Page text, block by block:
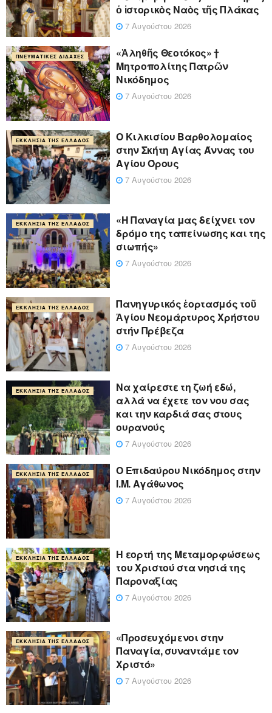
ὁ ἱστορικὸς Ναὸς τῆς Πλάκας
7 Αυγούστου 2026
ΠΝΕΥΜΑΤΙΚΈΣ ΔΙΔΑΧΈΣ
«Ἀληθῆς Θεοτόκος» †
Μητροπολίτης Πατρῶν
Νικόδημος
7 Αυγούστου 2026
ΕΚΚΛΗΣΊΑ ΤΗΣ ΕΛΛΆΔΟΣ
Ο Κιλκισίου Βαρθολομαίος
στην Σκήτη Αγίας Άννας του
Αγίου Όρους
7 Αυγούστου 2026
ΕΚΚΛΗΣΊΑ ΤΗΣ ΕΛΛΆΔΟΣ
«Η Παναγία μας δείχνει τον
δρόμο της ταπείνωσης και της
σιωπής»
7 Αυγούστου 2026
ΕΚΚΛΗΣΊΑ ΤΗΣ ΕΛΛΆΔΟΣ
Πανηγυρικός ἑορτασμός τοῦ
Ἁγίου Νεομάρτυρος Χρήστου
στήν Πρέβεζα
7 Αυγούστου 2026
ΕΚΚΛΗΣΊΑ ΤΗΣ ΕΛΛΆΔΟΣ
Να χαίρεστε τη ζωή εδώ,
αλλά να έχετε τον νου σας
και την καρδιά σας στους
ουρανούς
7 Αυγούστου 2026
ΕΚΚΛΗΣΊΑ ΤΗΣ ΕΛΛΆΔΟΣ
Ο Επιδαύρου Νικόδημος στην
Ι.Μ. Αγάθωνος
7 Αυγούστου 2026
ΕΚΚΛΗΣΊΑ ΤΗΣ ΕΛΛΆΔΟΣ
Η εορτή της Μεταμορφώσεως
του Χριστού στα νησιά της
Παροναξίας
7 Αυγούστου 2026
ΕΚΚΛΗΣΊΑ ΤΗΣ ΕΛΛΆΔΟΣ
«Προσευχόμενοι στην
Παναγία, συναντάμε τον
Χριστό»
7 Αυγούστου 2026